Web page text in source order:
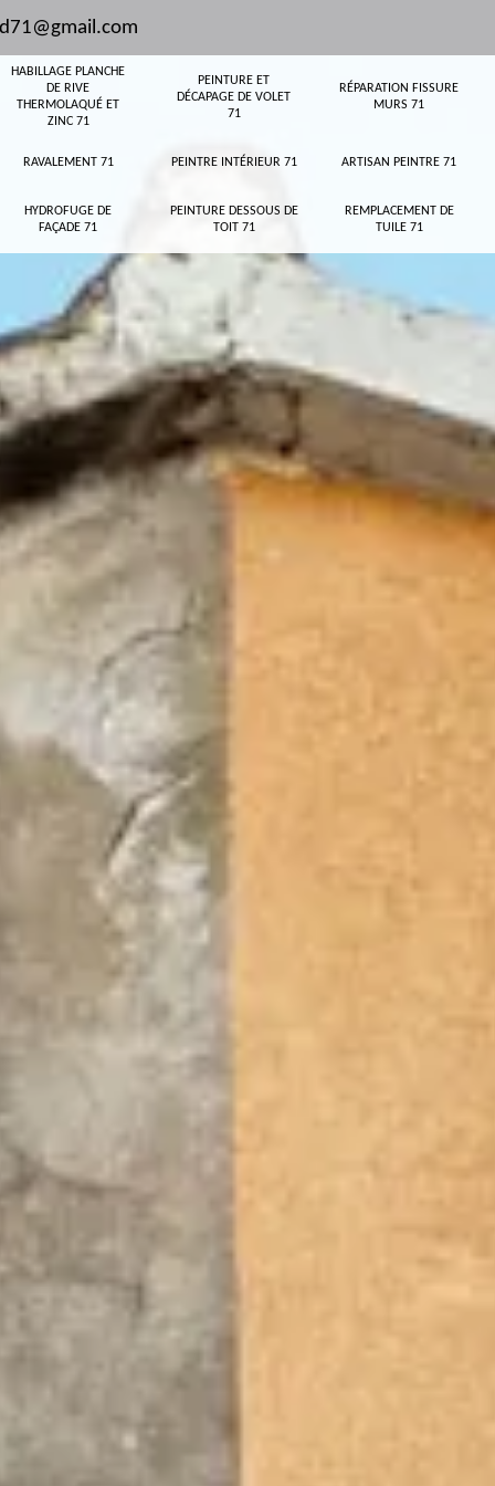
HABILLAGE PLANCHE
DE RIVE
THERMOLAQUÉ ET
ZINC 71
PEINTURE ET
DÉCAPAGE DE VOLET
71
RÉPARATION FISSURE
MURS 71
RAVALEMENT 71 PEINTRE INTÉRIEUR 71 ARTISAN PEINTRE 71
HYDROFUGE DE
FAÇADE 71
PEINTURE DESSOUS DE
TOIT 71
REMPLACEMENT DE
TUILE 71